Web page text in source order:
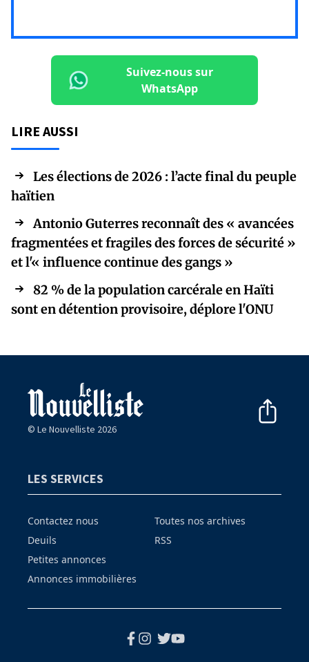
Suivez-nous sur
WhatsApp
LIRE AUSSI
Les élections de 2026 : l’acte final du peuple
haïtien
Antonio Guterres reconnaît des « avancées
fragmentées et fragiles des forces de sécurité »
et l'« influence continue des gangs »
82 % de la population carcérale en Haïti
sont en détention provisoire, déplore l'ONU
© Le Nouvelliste 2026
LES SERVICES
Contactez nous
Deuils
Petites annonces
Annonces immobilières
Toutes nos archives
RSS